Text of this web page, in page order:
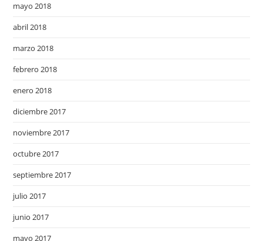
mayo 2018
abril 2018
marzo 2018
febrero 2018
enero 2018
diciembre 2017
noviembre 2017
octubre 2017
septiembre 2017
julio 2017
junio 2017
mayo 2017